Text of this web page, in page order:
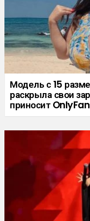
Модель с 15
раскрыла свои
приносит